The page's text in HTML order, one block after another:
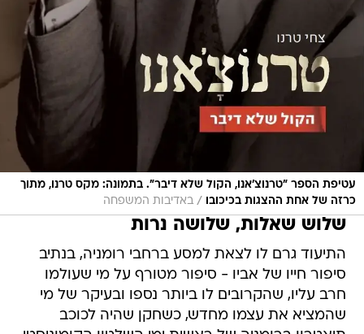
עטיפת הספר "טרנוצ'אנו, הקול שלא דיבר". בתמונה: מקס טרנו, מתוך
כרזה של אחת ההצגות בכיכובו
/ באדיבות המשפחה
שלוש שאלות, שלושה נרות
התיעוד גרם לו לצאת למסע ברחבי רומניה, בנתיב
סיפור חייו של אביו - סיפור מטורף על מי שעולמו
חרב עליו, שהקרובים לו ביותר נספו ובעיקר של מי
שהמציא את עצמו מחדש, כשחקן שהיה לכוכב